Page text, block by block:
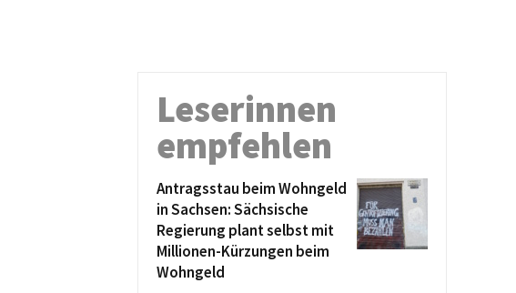
Leserinnen
empfehlen
Antragsstau beim Wohngeld
in Sachsen: Sächsische
Regierung plant selbst mit
Millionen-Kürzungen beim
Wohngeld